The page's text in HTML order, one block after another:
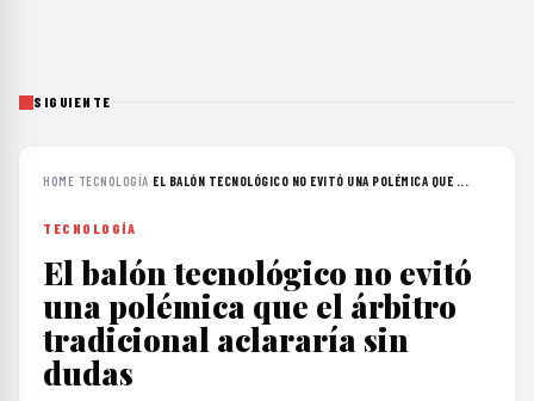
SIGUIENTE
HOME› TECNOLOGÍA›EL BALÓN TECNOLÓGICO NO EVITÓ UNA POLÉMICA QUE ...
TECNOLOGÍA
El balón tecnológico no evitó
una polémica que el árbitro
tradicional aclararía sin
dudas